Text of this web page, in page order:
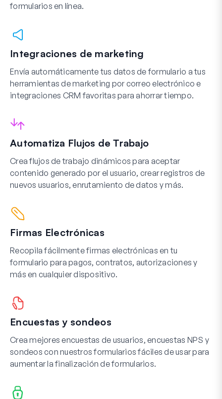
formularios en línea.
Integraciones de marketing
Envía automáticamente tus datos de formulario a tus
herramientas de marketing por correo electrónico e
integraciones CRM favoritas para ahorrar tiempo.
Automatiza Flujos de Trabajo
Crea flujos de trabajo dinámicos para aceptar
contenido generado por el usuario, crear registros de
nuevos usuarios, enrutamiento de datos y más.
Firmas Electrónicas
Recopila fácilmente firmas electrónicas en tu
formulario para pagos, contratos, autorizaciones y
más en cualquier dispositivo.
Encuestas y sondeos
Crea mejores encuestas de usuarios, encuestas NPS y
sondeos con nuestros formularios fáciles de usar para
aumentar la finalización de formularios.